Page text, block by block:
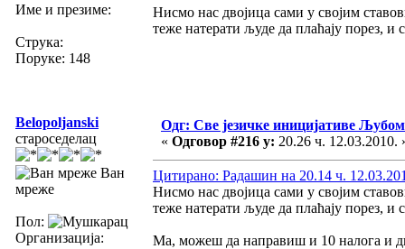
Име и презиме:
Струка:
Поруке: 148
Нисмо нас двојица сами у својим
теже натерати људе да плаћају порез,
Belopoljanski
староседелац
Ван
мреже
Пол:
Организација:
Одг: Све језичке иницијативе
« Одговор #216 у: 20.26 ч. 12.03.2010.
Цитирано: Радашин на 20.14 ч.
Нисмо нас двојица сами у својим
теже натерати људе да плаћају порез,
Ма, можеш да направиш и 10 налога и